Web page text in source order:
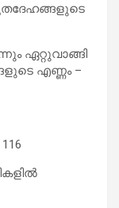
ഏറ്റുവാങ്ങി
എണ്ണം –